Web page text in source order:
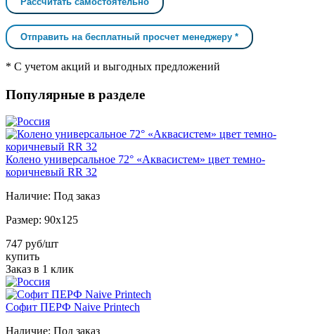
Отправить на бесплатный просчет менеджеру *
* С учетом акций и выгодных предложений
Популярные в разделе
Колено универсальное 72° «Аквасистем» цвет темно-
коричневый RR 32
Наличие: Под заказ
Размер: 90x125
747 руб/шт
купить
Заказ в 1 клик
Софит ПЕРФ Naive Printech
Наличие: Под заказ